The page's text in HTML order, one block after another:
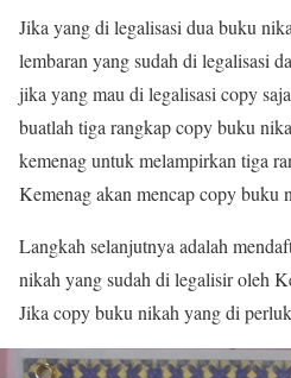
Jika yang di legalisasi dua buku
lembaran yang sudah di legalisasi
jika yang mau di legalisasi copy
buatlah tiga rangkap copy buku
kemenag untuk melampirkan tiga
Kemenag akan mencap copy buku
Langkah selanjutnya adalah
nikah yang sudah di legalisir oleh
Jika copy buku nikah yang di